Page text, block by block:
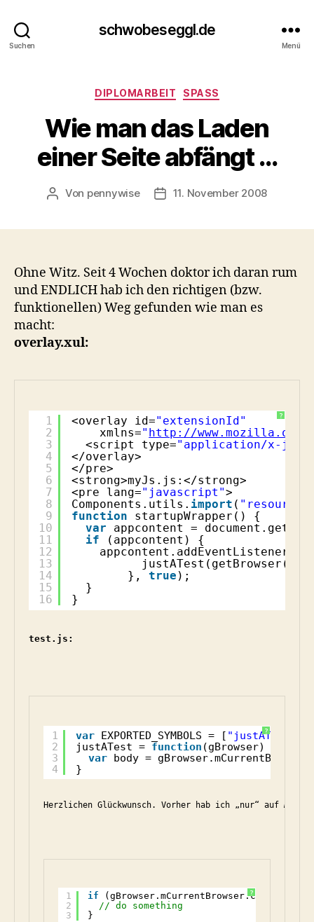
Suchen
schwobeseggl.de
Menü
Kategorien
DIPLOMARBEIT SPASS
Wie man das Laden
einer Seite abfängt …
Beitragsautor
Von pennywise Veröffentlichungsdatum
11. November 2008
Ohne Witz. Seit 4 Wochen doktor ich daran rum
und ENDLICH hab ich den richtigen (bzw.
funktionellen) Weg gefunden wie man es
macht:
overlay.xul:
?
1
2
3
4
5
6
7
8
9
10
11
12
13
14
15
16
<overlay id="extensionId"
xmlns=" http://
<script type="application/x-
</overlay>
</pre>
<strong>myJs.js:</strong>
<pre lang="javascript">
Components.utils. import (
function
startupWrapper() {
var
appcontent =
if
(appcontent) {
appcontent.addEventListener(
justATest(getBrowser());
}, true );
}
}
test.js:
?
1
2
3
4
var EXPORTED_SYMBOLS = [ "justATest"
justATest = function (gBrowser) {
var body =
}
Herzlichen Glückwunsch. Vorher hab ich „nur“ auf
?
1
2
3
if
// do something
}